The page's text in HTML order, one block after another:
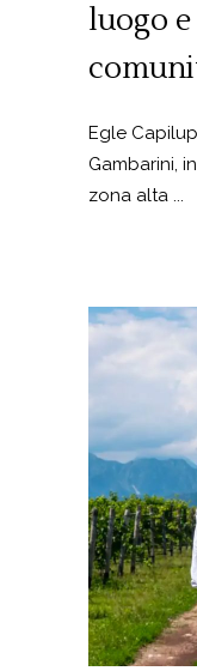
luogo
Egle
Gambarini,
zona alta ...